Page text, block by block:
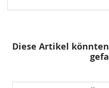
Diese Artikel